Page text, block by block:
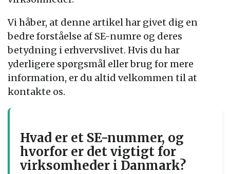
Vi håber, at denne artikel har givet dig en
bedre forståelse af SE-numre og deres
betydning i erhvervslivet. Hvis du har
yderligere spørgsmål eller brug for mere
information, er du altid velkommen til at
kontakte os.
Hvad er et SE-nummer, og
hvorfor er det vigtigt for
virksomheder i Danmark?